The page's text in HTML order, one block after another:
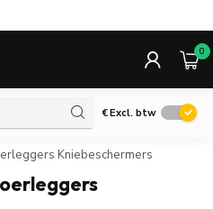
0
€Excl. btw
Kniebeschermers